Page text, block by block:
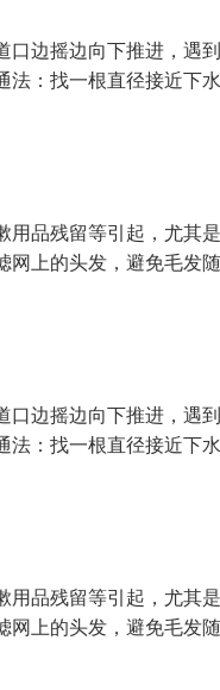
边摇边向下推进，遇
：找一根直径接近下
品残留等引起，尤其
上的头发，避免毛发
边摇边向下推进，遇
：找一根直径接近下
品残留等引起，尤其
上的头发，避免毛发